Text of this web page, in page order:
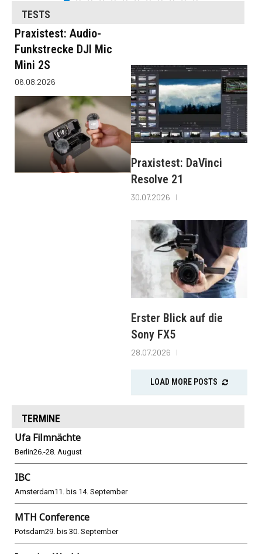
TESTS
Praxistest: Audio-
Funkstrecke DJI Mic
Mini 2S
06.08.2026
Praxistest: DaVinci
Resolve 21
30.07.2026
Erster Blick auf die
Sony FX5
28.07.2026
LOAD MORE POSTS
TERMINE
Ufa Filmnächte
Berlin26.-28. August
IBC
Amsterdam11. bis 14. September
MTH Conference
Potsdam29. bis 30. September